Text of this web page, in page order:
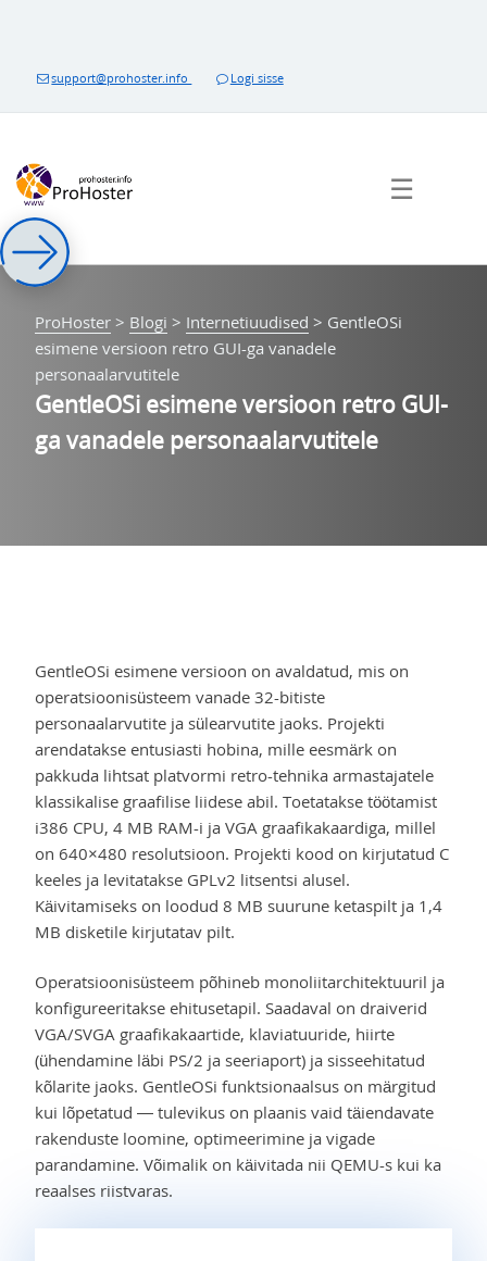
support@prohoster.info Logi sisse
☰
ProHoster > Blogi > Internetiuudised > GentleOSi
esimene versioon retro GUI-ga vanadele
personaalarvutitele
GentleOSi esimene versioon retro GUI-
ga vanadele personaalarvutitele
GentleOSi esimene versioon on avaldatud, mis on
operatsioonisüsteem vanade 32-bitiste
personaalarvutite ja sülearvutite jaoks. Projekti
arendatakse entusiasti hobina, mille eesmärk on
pakkuda lihtsat platvormi retro-tehnika armastajatele
klassikalise graafilise liidese abil. Toetatakse töötamist
i386 CPU, 4 MB RAM-i ja VGA graafikakaardiga, millel
on 640×480 resolutsioon. Projekti kood on kirjutatud C
keeles ja levitatakse GPLv2 litsentsi alusel.
Käivitamiseks on loodud 8 MB suurune ketaspilt ja 1,4
MB disketile kirjutatav pilt.
Operatsioonisüsteem põhineb monoliitarchitektuuril ja
konfigureeritakse ehitusetapil. Saadaval on draiverid
VGA/SVGA graafikakaartide, klaviatuuride, hiirte
(ühendamine läbi PS/2 ja seeriaport) ja sisseehitatud
kõlarite jaoks. GentleOSi funktsionaalsus on märgitud
kui lõpetatud — tulevikus on plaanis vaid täiendavate
rakenduste loomine, optimeerimine ja vigade
parandamine. Võimalik on käivitada nii QEMU-s kui ka
reaalses riistvaras.